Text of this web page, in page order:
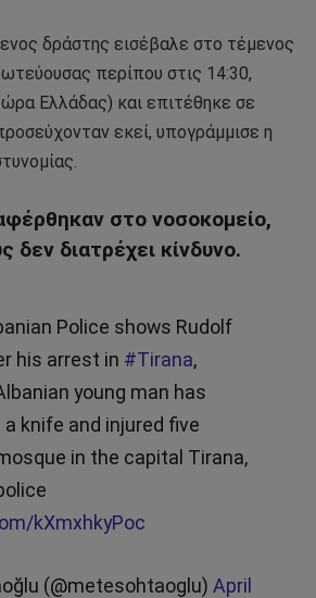
δράστης εισέβαλε στο τέμενος
περίπου στις 14:30,
Ελλάδας) και επιτέθηκε σε
εκεί, υπογράμμισε η
στο νοσοκομείο,
δεν διατρέχει κίνδυνο.
Police shows Rudolf
his arrest in #Tirana,
young man has
knife and injured five
in the capital Tirana,
kXmxhkyPoc
(@metesohtaoglu) April